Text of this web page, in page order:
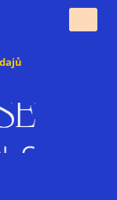
evropské DIČ: